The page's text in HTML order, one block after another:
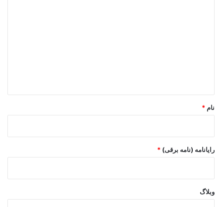
نام *
رایانامه (نامه برقی) *
وبلاگ